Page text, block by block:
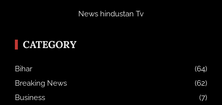
News hindustan Tv
CATEGORY
Bihar
(64)
Breaking News
(62)
Business
(7)